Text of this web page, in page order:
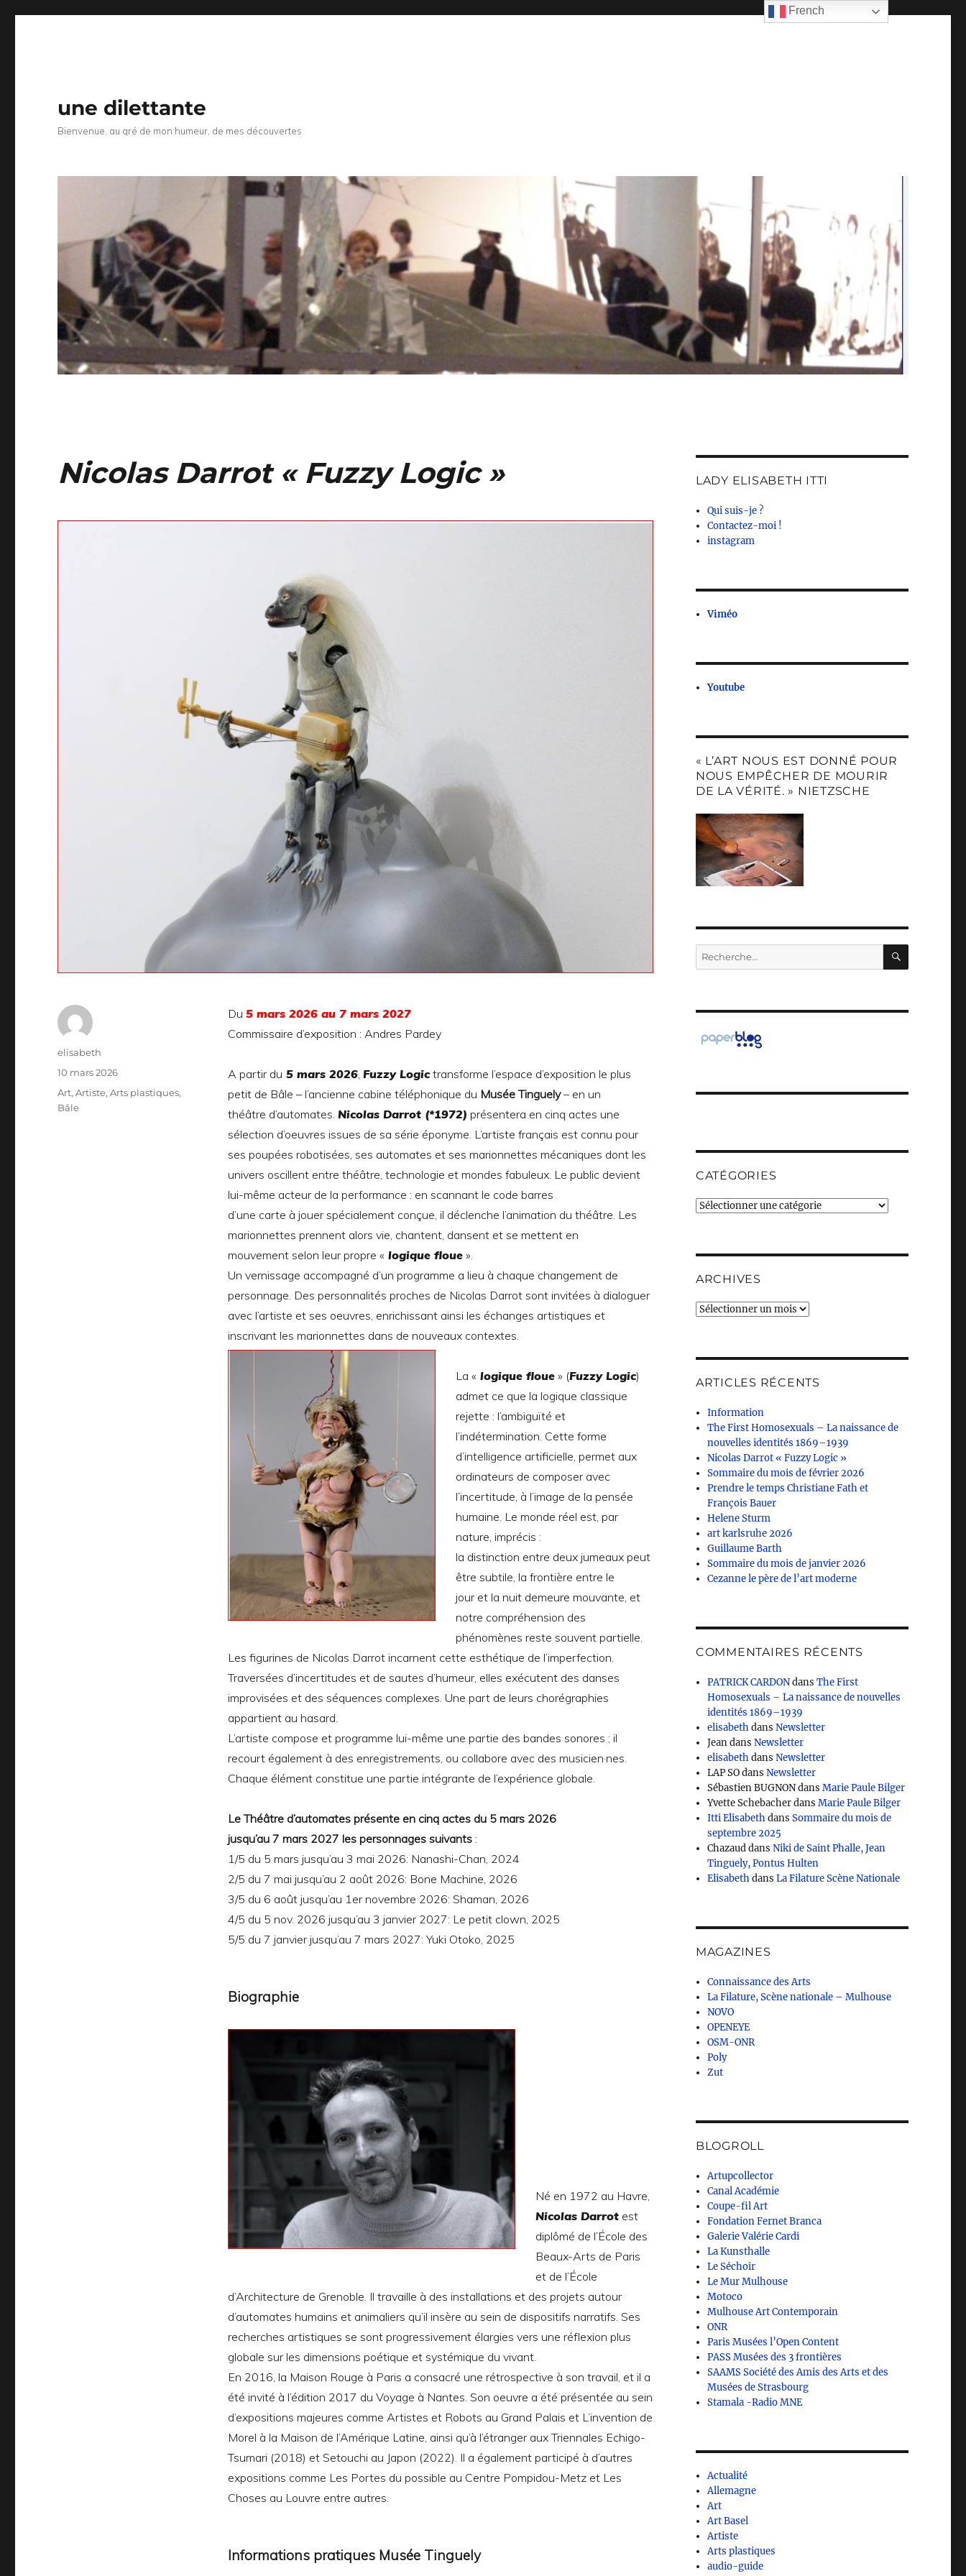
une dilettante
Bienvenue, au gré de mon humeur, de mes découvertes
Nicolas Darrot « Fuzzy Logic »
Du 5 mars 2026 au 7 mars 2027
Commissaire d’exposition : Andres Pardey
A partir du 5 mars 2026, Fuzzy Logictransforme l’espace d’exposition le plus
petit de Bâle – l’ancienne cabine téléphonique du Musée Tinguely– en un
théâtre d’automates. Nicolas Darrot (*1972) présentera en cinq actes une
sélection d’oeuvres issues de sa série éponyme. L’artiste français est connu pour
ses poupées robotisées, ses automates et ses marionnettes mécaniques dont les
univers oscillent entre théâtre, technologie et mondes fabuleux. Le public devient
lui-même acteur de la performance : en scannant le code barres
d’une carte à jouer spécialement conçue, il déclenche l’animation du théâtre. Les
marionnettes prennent alors vie, chantent, dansent et se mettent en
mouvement selon leur propre « logique floue».
Un vernissage accompagné d’un programme a lieu à chaque changement de
personnage. Des personnalités proches de Nicolas Darrot sont invitées à dialoguer
avec l’artiste et ses oeuvres, enrichissant ainsi les échanges artistiques et
inscrivant les marionnettes dans de nouveaux contextes.
La « logique floue» (Fuzzy Logic)
admet ce que la logique classique
rejette : l’ambiguïté et
l’indétermination. Cette forme
d’intelligence artificielle, permet aux
ordinateurs de composer avec
l’incertitude, à l’image de la pensée
humaine. Le monde réel est, par
nature, imprécis :
la distinction entre deux jumeaux peut
être subtile, la frontière entre le
jour et la nuit demeure mouvante, et
notre compréhension des
phénomènes reste souvent partielle.
Les figurines de Nicolas Darrot incarnent cette esthétique de l’imperfection.
Traversées d’incertitudes et de sautes d’humeur, elles exécutent des danses
improvisées et des séquences complexes. Une part de leurs chorégraphies
appartient au hasard.
L’artiste compose et programme lui-même une partie des bandes sonores ; il
recourt également à des enregistrements, ou collabore avec des musicien·nes.
Chaque élément constitue une partie intégrante de l’expérience globale.
Le Théâtre d’automates présente en cinq actes du 5 mars 2026
jusqu’au 7 mars 2027 les personnages suivants:
1/5 du 5 mars jusqu’au 3 mai 2026: Nanashi-Chan, 2024
2/5 du 7 mai jusqu’au 2 août 2026: Bone Machine, 2026
3/5 du 6 août jusqu’au 1er novembre 2026: Shaman, 2026
4/5 du 5 nov. 2026 jusqu’au 3 janvier 2027: Le petit clown, 2025
5/5 du 7 janvier jusqu’au 7 mars 2027: Yuki Otoko, 2025
Biographie
Né en 1972 au Havre,
Nicolas Darrotest
diplômé de l’École des
Beaux-Arts de Paris
et de l’École
d’Architecture de Grenoble. Il travaille à des installations et des projets autour
d’automates humains et animaliers qu’il insère au sein de dispositifs narratifs. Ses
recherches artistiques se sont progressivement élargies vers une réflexion plus
globale sur les dimensions poétique et systémique du vivant.
En 2016, la Maison Rouge à Paris a consacré une rétrospective à son travail, et il a
été invité à l’édition 2017 du Voyage à Nantes. Son oeuvre a été présentée au sein
d’expositions majeures comme Artistes et Robots au Grand Palais et L’invention de
Morel à la Maison de l’Amérique Latine, ainsi qu’à l’étranger aux Triennales Echigo-
Tsumari (2018) et Setouchi au Japon (2022). Il a également participé à d’autres
expositions comme Les Portes du possible au Centre Pompidou-Metz et Les
Choses au Louvre entre autres.
Informations pratiques Musée Tinguely
Auteur
elisabeth
Publié
le
10 mars 2026
Catégories
Art,Artiste,Arts plastiques,
Bâle
LADY ELISABETH ITTI
Qui suis-je ?
Contactez-moi !
instagram
Viméo
Youtube
« L’ART NOUS EST DONNÉ POUR
NOUS EMPÊCHER DE MOURIR
DE LA VÉRITÉ. » NIETZSCHE
Recherche
pour :
CATÉGORIES
Catégories
ARCHIVES
Archives
ARTICLES RÉCENTS
Information
The First Homosexuals – La naissance de
nouvelles identités 1869–1939
Nicolas Darrot « Fuzzy Logic »
Sommaire du mois de février 2026
Prendre le temps Christiane Fath et
François Bauer
Helene Sturm
art karlsruhe 2026
Guillaume Barth
Sommaire du mois de janvier 2026
Cezanne le père de l’art moderne
COMMENTAIRES RÉCENTS
PATRICK CARDONdansThe First
Homosexuals – La naissance de nouvelles
identités 1869–1939
elisabethdansNewsletter
JeandansNewsletter
elisabethdansNewsletter
LAP SOdansNewsletter
Sébastien BUGNONdansMarie Paule Bilger
Yvette SchebacherdansMarie Paule Bilger
Itti ElisabethdansSommaire du mois de
septembre 2025
ChazauddansNiki de Saint Phalle, Jean
Tinguely, Pontus Hulten
ElisabethdansLa Filature Scène Nationale
MAGAZINES
Connaissance des Arts
La Filature, Scène nationale – Mulhouse
NOVO
OPENEYE
OSM-ONR
Poly
Zut
BLOGROLL
Artupcollector
Canal Académie
Coupe-fil Art
Fondation Fernet Branca
Galerie Valérie Cardi
La Kunsthalle
Le Séchoir
Le Mur Mulhouse
Motoco
Mulhouse Art Contemporain
ONR
Paris Musées l’Open Content
PASS Musées des 3 frontières
SAAMS Société des Amis des Arts et des
Musées de Strasbourg
Stamala -Radio MNE
Actualité
Allemagne
Art
Art Basel
Artiste
Arts plastiques
audio-guide
French